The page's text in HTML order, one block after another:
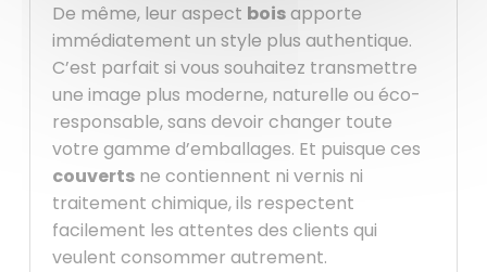
De même, leur aspect boisapporte
immédiatement un style plus authentique.
C’est parfait si vous souhaitez transmettre
une image plus moderne, naturelle ou éco-
responsable, sans devoir changer toute
votre gamme d’emballages. Et puisque ces
couvertsne contiennent ni vernis ni
traitement chimique, ils respectent
facilement les attentes des clients qui
veulent consommer autrement.